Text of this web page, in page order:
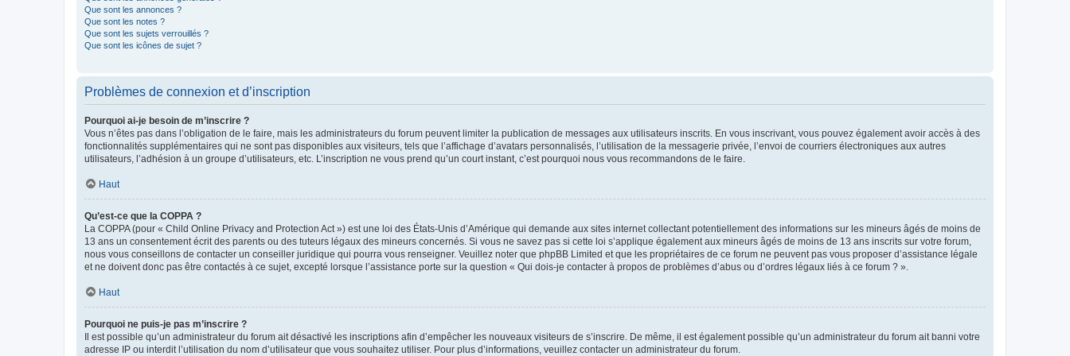
Que sont les annonces ?
Que sont les notes ?
Que sont les sujets verrouillés ?
Que sont les icônes de sujet ?
Problèmes de connexion et d’inscription
Pourquoi ai-je besoin de m’inscrire ?
Vous n’êtes pas dans l’obligation de le faire, mais les administrateurs du forum peuvent limiter la publication de messages aux utilisateurs inscrits. En vous inscrivant, vous pouvez également avoir accès à des
fonctionnalités supplémentaires qui ne sont pas disponibles aux visiteurs, tels que l’affichage d’avatars personnalisés, l’utilisation de la messagerie privée, l’envoi de courriers électroniques aux autres
utilisateurs, l’adhésion à un groupe d’utilisateurs, etc. L’inscription ne vous prend qu’un court instant, c’est pourquoi nous vous recommandons de le faire.
Haut
Qu’est-ce que la COPPA ?
La COPPA (pour « Child Online Privacy and Protection Act ») est une loi des États-Unis d’Amérique qui demande aux sites internet collectant potentiellement des informations sur les mineurs âgés de moins de
13 ans un consentement écrit des parents ou des tuteurs légaux des mineurs concernés. Si vous ne savez pas si cette loi s’applique également aux mineurs âgés de moins de 13 ans inscrits sur votre forum,
nous vous conseillons de contacter un conseiller juridique qui pourra vous renseigner. Veuillez noter que phpBB Limited et que les propriétaires de ce forum ne peuvent pas vous proposer d’assistance légale
et ne doivent donc pas être contactés à ce sujet, excepté lorsque l’assistance porte sur la question « Qui dois-je contacter à propos de problèmes d’abus ou d’ordres légaux liés à ce forum ? ».
Haut
Pourquoi ne puis-je pas m’inscrire ?
Il est possible qu’un administrateur du forum ait désactivé les inscriptions afin d’empêcher les nouveaux visiteurs de s’inscrire. De même, il est également possible qu’un administrateur du forum ait banni votre
adresse IP ou interdit l’utilisation du nom d’utilisateur que vous souhaitez utiliser. Pour plus d’informations, veuillez contacter un administrateur du forum.